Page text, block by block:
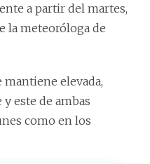
a partir del martes,
la meteoróloga de
elevada,
este de ambas
como en los